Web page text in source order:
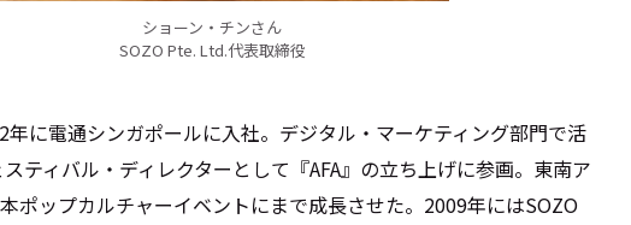
シーポリシー 本サイトご利用にあたって Cookie Settings お問い合わせ
ショーン・チンさん
SOZO Pte. Ltd.代表取締役
年に電通シンガポールに入社。デジタル・マーケティング部門で活
ティバル・ディレクターとして『AFA』の立ち上げに参画。東南ア
ポップカルチャーイベントにまで成長させた。2009年にはSOZO